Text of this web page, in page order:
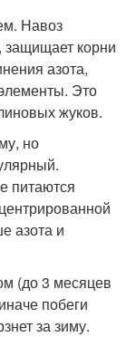
Навоз
защищает корни
азота,
Это
жуков.
но
питаются
азота и
(до 3 месяцев
побеги
за зиму.